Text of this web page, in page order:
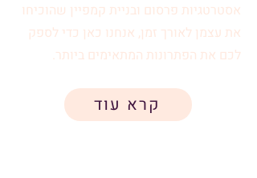
אסטרטגיות פרסום ובניית קמפיין שהוכיחו
את עצמן לאורך זמן, אנחנו כאן כדי לספק
לכם את הפתרונות המתאימים ביותר.
קרא עוד